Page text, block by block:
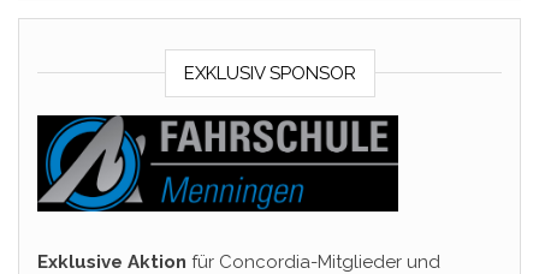
EXKLUSIV SPONSOR
Exklusive Aktion für Concordia-Mitglieder und